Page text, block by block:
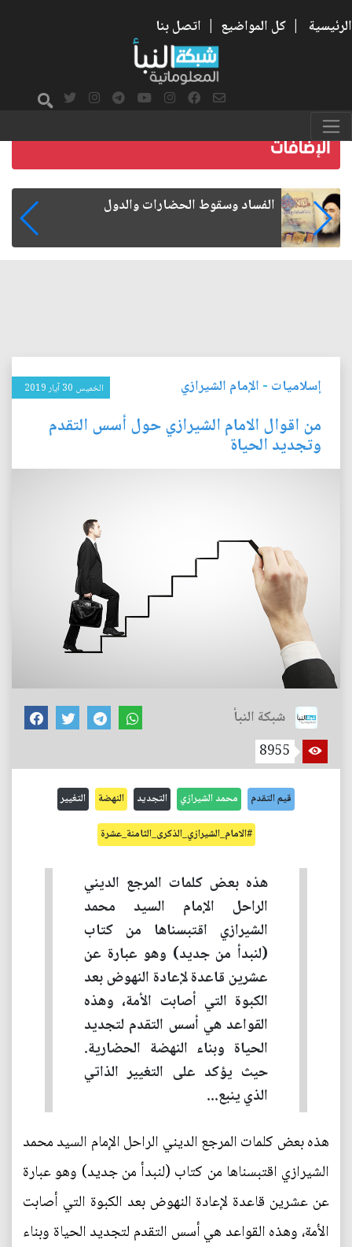
الرئيسية | كل المواضيع | اتصل بنا
رواتب الموظفين على صفيح ساخن
إسلاميات - الإمام الشيرازي الخميس 30 آيار 2019
من اقوال الامام الشيرازي حول أسس التقدم
وتجديد الحياة
شبكة النبأ
8955
قيم التقدم محمد الشيرازي التجديد النهضة التغيير
#الامام_الشيرازي_الذكرى_الثامنة_عشرة
هذه بعض كلمات المرجع الديني
الراحل الإمام السيد محمد
الشيرازي اقتبسناها من كتاب
(لنبدأ من جديد) وهو عبارة عن
عشرين قاعدة لإعادة النهوض بعد
الكبوة التي أصابت الأمة، وهذه
القواعد هي أسس التقدم لتجديد
الحياة وبناء النهضة الحضارية.
حيث يؤكد على التغيير الذاتي
الذي ينبع...
هذه بعض كلمات المرجع الديني الراحل الإمام السيد محمد
الشيرازي اقتبسناها من كتاب (لنبدأ من جديد) وهو عبارة
عن عشرين قاعدة لإعادة النهوض بعد الكبوة التي أصابت
الأمة، وهذه القواعد هي أسس التقدم لتجديد الحياة وبناء